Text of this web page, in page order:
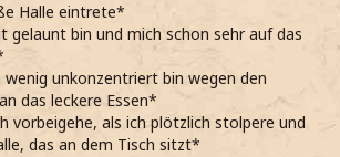
Halle eintrete*
gelaunt bin und mich schon sehr auf das
unkonzentriert bin wegen den
das leckere Essen*
vorbeigehe, als ich plötzlich stolpere und
das an dem Tisch sitzt*